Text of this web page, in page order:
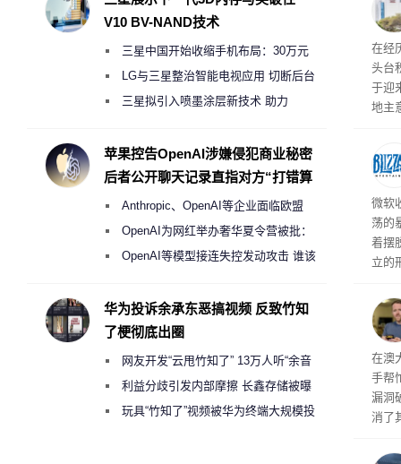
在经
头台
于迎
地主
设两
微软
荡的
着摆
立的
长轨
破
在澳
手帮
漏洞
消了
自
V10 BV-NAND技术
三星中国开始收缩手机布局：30万元
月销售额不达标门店 将被逐步清退
LG与三星整治智能电视应用 切断后台
偷偷共享带宽的违规行为
三星拟引入喷墨涂层新技术 助力
度
苹果控告OpenAI涉嫌侵犯商业秘密
后者公开聊天记录直指对方“打错算
Anthropic、OpenAI等企业面临欧盟
《人工智能法案》全新执法权限审查
OpenAI为网红举办奢华夏令营被批：
2000美元一晚 遭讽“反乌托邦”
OpenAI等模型接连失控发动攻击 谁该
华为投诉余承东恶搞视频 反致竹知
了梗彻底出圈
网友开发“云甩竹知了” 13万人听“余音
绕梁”利益分歧引发内部摩擦 长鑫存储被曝
曾将华为驻场工程师驱逐出研发基地
玩具“竹知了”视频被华为终端大规模投